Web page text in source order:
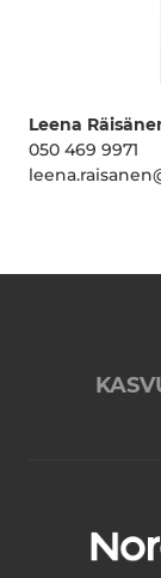
Leena
050 469 9971